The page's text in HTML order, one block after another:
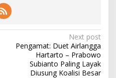
Next post
Pengamat: Duet Airlangga
Hartarto – Prabowo
Subianto Paling Layak
Diusung Koalisi Besar